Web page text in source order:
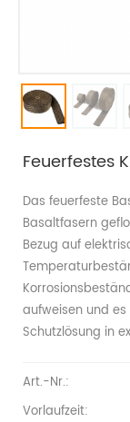
Feuerfestes
Das feuerfeste
Basaltfasern
Bezug auf
aufweisen und
Schutzlösung in
Art.-Nr.:
Vorlaufzeit: